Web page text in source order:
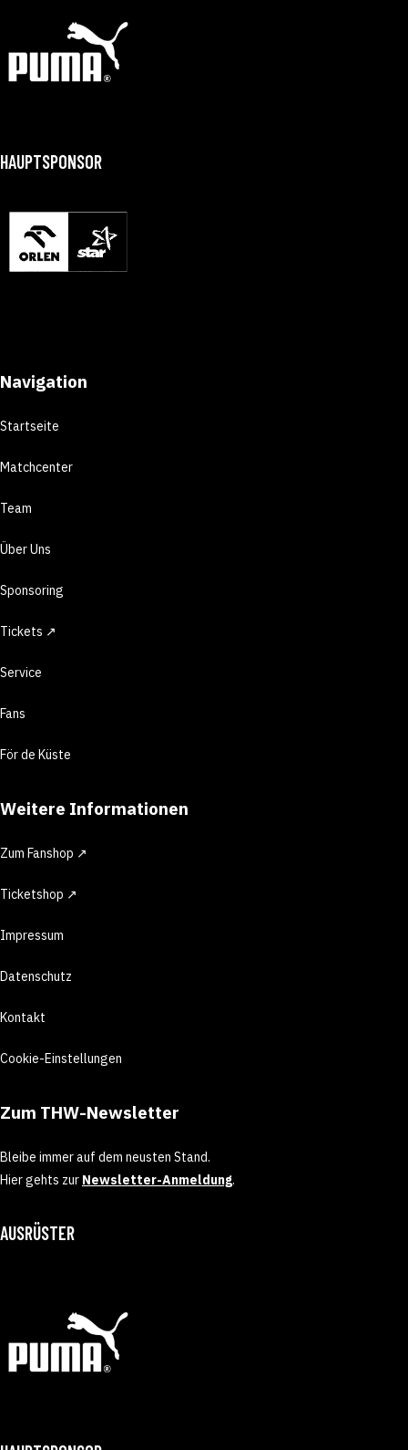
HAUPTSPONSOR
Navigation
Startseite
Matchcenter
Team
Über Uns
Sponsoring
Tickets ↗
Service
Fans
För de Küste
Weitere Informationen
Zum Fanshop ↗
Ticketshop ↗
Impressum
Datenschutz
Kontakt
Cookie-Einstellungen
Zum THW-Newsletter
Bleibe immer auf dem neusten Stand.
Hier gehts zur Newsletter-Anmeldung.
AUSRÜSTER